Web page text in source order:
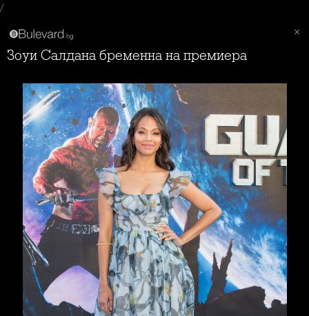
/
Зоуи Салдана бременна на премиера